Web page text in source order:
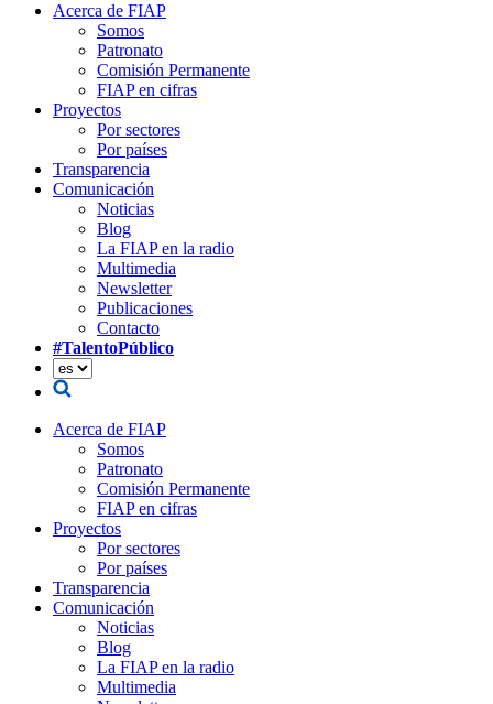
Acerca de FIAP
Somos
Patronato
Comisión Permanente
FIAP en cifras
Proyectos
Por sectores
Por países
Transparencia
Comunicación
Noticias
Blog
La FIAP en la radio
Multimedia
Newsletter
Publicaciones
Contacto
#TalentoPúblico
Acerca de FIAP
Somos
Patronato
Comisión Permanente
FIAP en cifras
Proyectos
Por sectores
Por países
Transparencia
Comunicación
Noticias
Blog
La FIAP en la radio
Multimedia